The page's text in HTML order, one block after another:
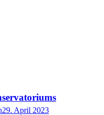
29. April 2023